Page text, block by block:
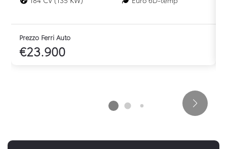
Prezzo Ferri Auto
€23.900